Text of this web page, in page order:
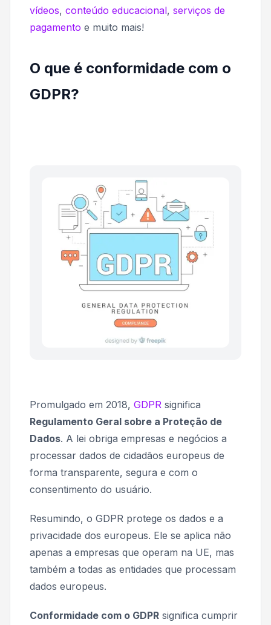
vídeos, conteúdo educacional, serviços de
pagamento e muito mais!
O que é conformidade com o
GDPR?
Promulgado em 2018, GDPR significa
Regulamento Geral sobre a Proteção de
Dados. A lei obriga empresas e negócios a
processar dados de cidadãos europeus de
forma transparente, segura e com o
consentimento do usuário.
Resumindo, o GDPR protege os dados e a
privacidade dos europeus. Ele se aplica não
apenas a empresas que operam na UE, mas
também a todas as entidades que processam
dados europeus.
Conformidade com o GDPR significa cumprir